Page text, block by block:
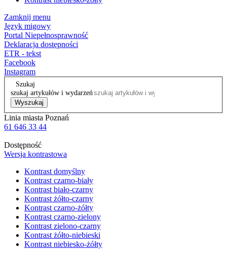
Zamknij menu
Język migowy
Portal Niepełnosprawność
Deklaracja dostępności
ETR - tekst
Facebook
Instagram
Szukaj
szukaj artykułów i wydarzeń
Wyszukaj
Linia miasta Poznań
61 646 33 44
Dostępność
Wersja kontrastowa
Kontrast domyślny
Kontrast czarno-biały
Kontrast biało-czarny
Kontrast żółto-czarny
Kontrast czarno-żółty
Kontrast czarno-zielony
Kontrast zielono-czarny
Kontrast żółto-niebieski
Kontrast niebiesko-żółty